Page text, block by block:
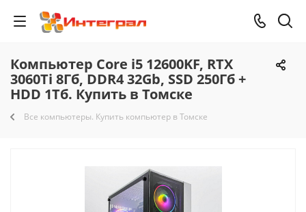
Компьютер Core i5 12600KF, RTX
3060Ti 8Гб, DDR4 32Gb, SSD 250Гб +
HDD 1Тб. Купить в Томске
Все компьютеры. Купить компьютер в Томске